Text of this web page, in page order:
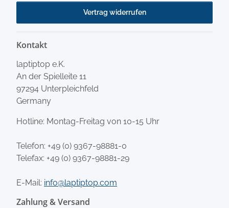
Vertrag widerrufen
Kontakt
laptiptop e.K.
An der Spielleite 11
97294 Unterpleichfeld
Germany
Hotline: Montag-Freitag von 10-15 Uhr
Telefon: +49 (0) 9367-98881-0
Telefax: +49 (0) 9367-98881-29
E-Mail: info@laptiptop.com
Zahlung & Versand